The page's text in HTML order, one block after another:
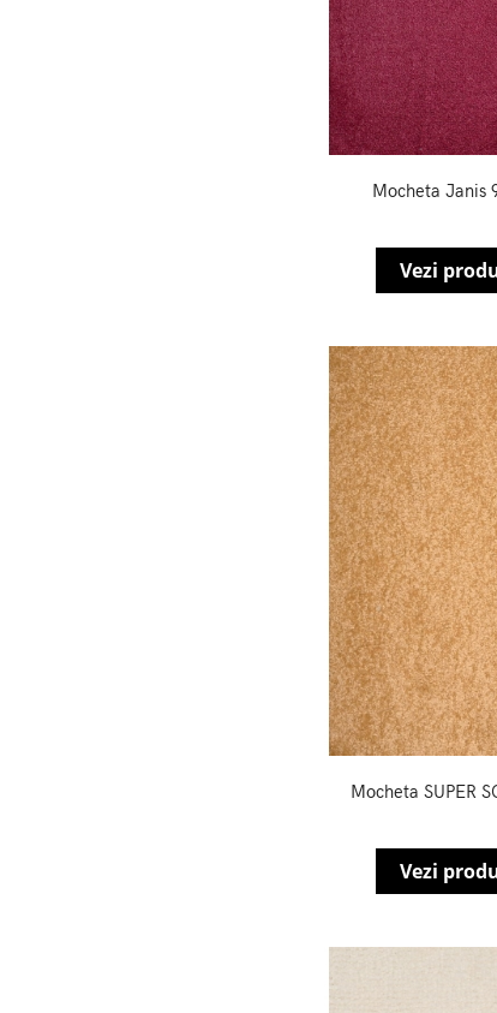
Mocheta Janis
Vezi
Mocheta SUPER
Vezi